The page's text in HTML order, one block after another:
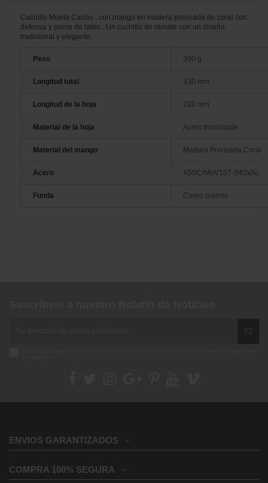
Cuchillo Muela Caribu , con mango en madera prensada de coral con
defensa y pomo de latón . Un cuchillo de remate con un diseño
tradicional y elegante.
Peso 390 g
Longitud total 330 mm
Longitud de la hoja 220 mm
Material de la hoja Acero Inoxidable
Material del mango Madera Prensada Coral
Acero X50CrMoV15T (MOVA)
Funda Cuero marron
ENVIOS GARANTIZADOS
COMPRA 100% SEGURA